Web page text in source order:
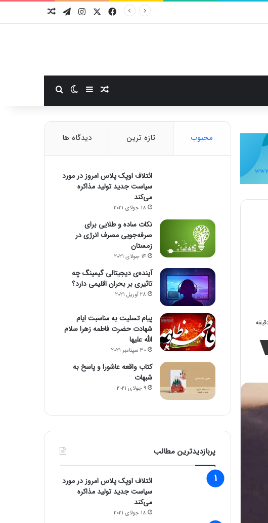
فیسبوکایکس اینستاگرام
تلگرام
نوشته تصادفی
سایدبارتغییر پوسته
محبوب تازه ترین دیدگاه ها
ائتلاف اوپک پلاس امروز در مورد
سیاست جدید تولید مذاکره
می‌کند
18 جولای 2021
نکات ساده و طلایی برای
صرفه‌جویی مصرف انرژی در
زمستان
14 جولای 2021
آینده‌ی دیجیتالی گیمینگ چه
تاثیری بر بحران اقلیمی دارد؟
28 آوریل 2021
پیام تسلیت به مناسبت ایام
شهادت حضرت فاطمه زهرا سلام
الله علیها
30 سپتامبر 2021
کتاب واقعه عاشورا و پاسخ به
شبهات
9 جولای 2021
پربازدیدترین مطالب
ائتلاف اوپک پلاس امروز در مورد
سیاست جدید تولید مذاکره
می‌کند
18 جولای 2021